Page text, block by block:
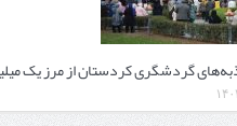
گردشگری کردستان از مرز یک